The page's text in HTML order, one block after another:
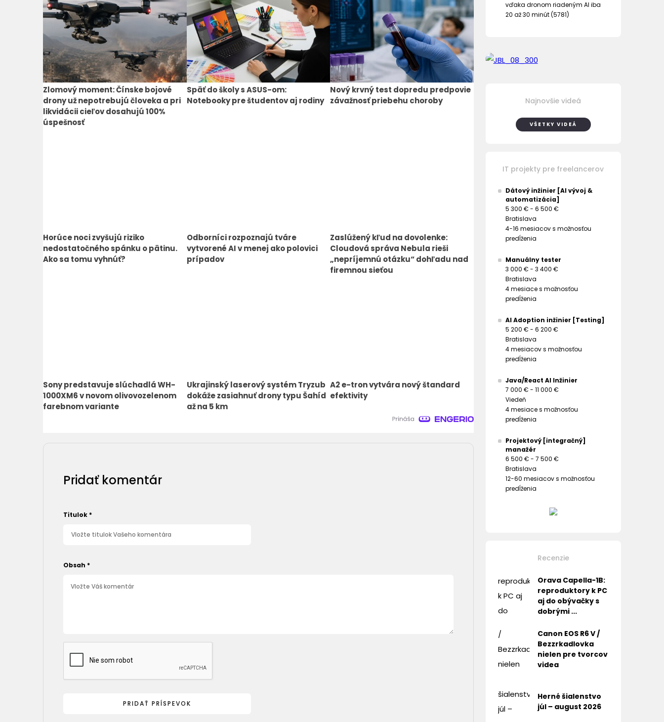
Zlomový moment: Čínske bojové
drony už nepotrebujú človeka a pri
likvidácii cieľov dosahujú 100%
úspešnosť
Späť do školy s ASUS-om:
Notebooky pre študentov aj rodiny
Nový krvný test dopredu predpovie
závažnosť priebehu choroby
Horúce noci zvyšujú riziko
nedostatočného spánku o pätinu.
Ako sa tomu vyhnúť?
Odborníci rozpoznajú tváre
vytvorené AI v menej ako polovici
prípadov
Zaslúžený kľud na dovolenke:
Cloudová správa Nebula rieši
„nepríjemnú otázku“ dohľadu nad
firemnou sieťou
Sony predstavuje slúchadlá WH-
1000XM6 v novom olivovozelenom
farebnom variante
Ukrajinský laserový systém Tryzub
dokáže zasiahnuť drony typu Šahíd
až na 5 km
A2 e-tron vytvára nový štandard
efektivity
Pridať komentár
Titulok *
Obsah *
vďaka dronom riadeným AI iba
20 až 30 minút (5781)
Najnovšie videá
VŠETKY VIDEÁ
IT projekty pre freelancerov
Dátový inžinier [AI vývoj &
automatizácia]
5 300 € - 6 500 €
Bratislava
4-16 mesiacov s možnosťou
predĺženia
Manuálny tester
3 000 € - 3 400 €
Bratislava
4 mesiace s možnosťou
predĺženia
AI Adoption inžinier [Testing]
5 200 € - 6 200 €
Bratislava
4 mesiacov s možnosťou
predĺženia
Java/React AI Inžinier
7 000 € - 11 000 €
Viedeň
4 mesiace s možnosťou
predĺženia
Projektový [integračný]
manažér
6 500 € - 7 500 €
Bratislava
12-60 mesiacov s možnosťou
predĺženia
Recenzie
Orava Capella-1B:
reproduktory k PC
aj do obývačky s
dobrými ...
Canon EOS R6 V /
Bezzrkadlovka
nielen pre tvorcov
videa
Herné šialenstvo
júl – august 2026